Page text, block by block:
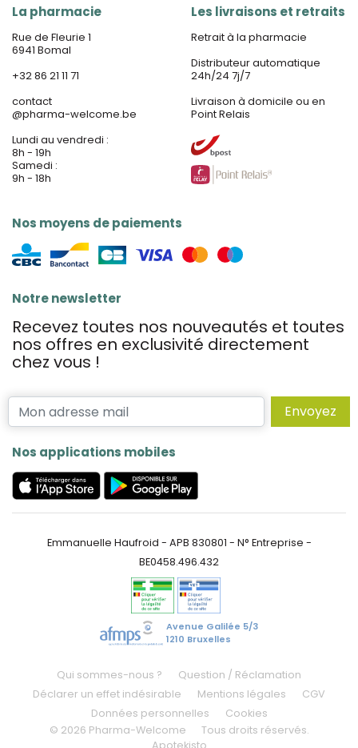
La pharmacie
Rue de Fleurie 1
6941 Bomal
+32 86 21 11 71
contact
@pharma-welcome.be
Lundi au vendredi :
8h - 19h
Samedi :
9h - 18h
Nos moyens de paiements
Les livraisons et retraits
Retrait à la pharmacie
Distributeur automatique
24h/24 7j/7
Livraison à domicile ou en
Point Relais
Notre newsletter
Recevez toutes nos nouveautés et toutes
nos offres en exclusivité directement
chez vous !
Envoyez
Nos applications mobiles
Emmanuelle Haufroid - APB 830801 - N° Entreprise -
BE0458.496.432
Avenue Galilée 5/3
1210 Bruxelles
Qui sommes-nous ?
Question / Réclamation
Déclarer un effet indésirable
Mentions légales
CGV
Données personnelles
Cookies
© 2026 Pharma-Welcome
Tous droits réservés.
Apotekisto